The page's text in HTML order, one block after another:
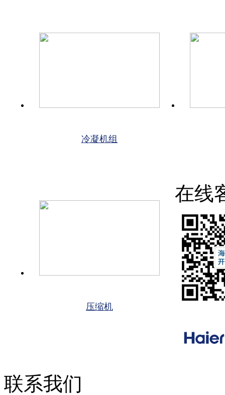
冷凝机组
压缩机
在线
联系我们